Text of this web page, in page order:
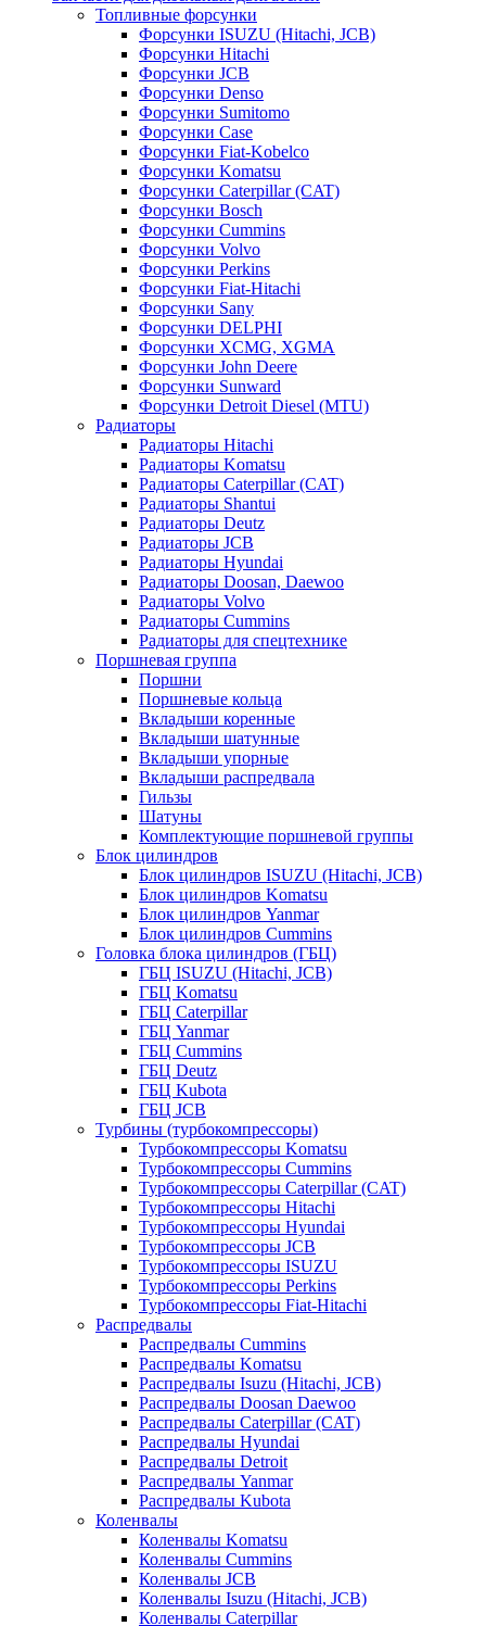
Топливные форсунки
Форсунки ISUZU (Hitachi, JCB)
Форсунки Hitachi
Форсунки JCB
Форсунки Denso
Форсунки Sumitomo
Форсунки Case
Форсунки Fiat-Kobelco
Форсунки Komatsu
Форсунки Caterpillar (CAT)
Форсунки Bosch
Форсунки Cummins
Форсунки Volvo
Форсунки Perkins
Форсунки Fiat-Hitachi
Форсунки Sany
Форсунки DELPHI
Форсунки XCMG, XGMA
Форсунки John Deere
Форсунки Sunward
Форсунки Detroit Diesel (MTU)
Радиаторы
Радиаторы Hitachi
Радиаторы Komatsu
Радиаторы Caterpillar (CAT)
Радиаторы Shantui
Радиаторы Deutz
Радиаторы JCB
Радиаторы Hyundai
Радиаторы Doosan, Daewoo
Радиаторы Volvo
Радиаторы Cummins
Радиаторы для спецтехнике
Поршневая группа
Поршни
Поршневые кольца
Вкладыши коренные
Вкладыши шатунные
Вкладыши упорные
Вкладыши распредвала
Гильзы
Шатуны
Комплектующие поршневой группы
Блок цилиндров
Блок цилиндров ISUZU (Hitachi, JCB)
Блок цилиндров Komatsu
Блок цилиндров Yanmar
Блок цилиндров Cummins
Головка блока цилиндров (ГБЦ)
ГБЦ ISUZU (Hitachi, JCB)
ГБЦ Komatsu
ГБЦ Caterpillar
ГБЦ Yanmar
ГБЦ Cummins
ГБЦ Deutz
ГБЦ Kubota
ГБЦ JCB
Турбины (турбокомпрессоры)
Турбокомпрессоры Komatsu
Турбокомпрессоры Cummins
Турбокомпрессоры Caterpillar (CAT)
Турбокомпрессоры Hitachi
Турбокомпрессоры Hyundai
Турбокомпрессоры JCB
Турбокомпрессоры ISUZU
Турбокомпрессоры Perkins
Турбокомпрессоры Fiat-Hitachi
Распредвалы
Распредвалы Cummins
Распредвалы Komatsu
Распредвалы Isuzu (Hitachi, JCB)
Распредвалы Doosan Daewoo
Распредвалы Caterpillar (CAT)
Распредвалы Hyundai
Распредвалы Detroit
Распредвалы Yanmar
Распредвалы Kubota
Коленвалы
Коленвалы Komatsu
Коленвалы Cummins
Коленвалы JCB
Коленвалы Isuzu (Hitachi, JCB)
Коленвалы Caterpillar